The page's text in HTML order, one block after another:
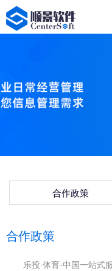
合作政策
合作政策
乐投·体育-中国一站式